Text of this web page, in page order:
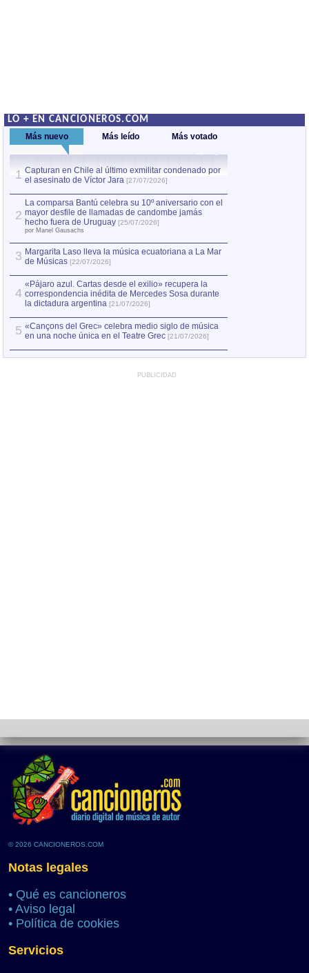
LO + EN CANCIONEROS.COM
Más nuevo Más leído Más votado
1 Capturan en Chile al último exmilitar condenado por
el asesinato de Víctor Jara [27/07/2026]
2
La comparsa Bantú celebra su 10º aniversario con el
mayor desfile de llamadas de candombe jamás
hecho fuera de Uruguay [25/07/2026]
por Manel Gausachs
3 Margarita Laso lleva la música ecuatoriana a La Mar
de Músicas [22/07/2026]
4
«Pájaro azul. Cartas desde el exilio» recupera la
correspondencia inédita de Mercedes Sosa durante
la dictadura argentina [21/07/2026]
5 «Cançons del Grec» celebra medio siglo de música
en una noche única en el Teatre Grec [21/07/2026]
PUBLICIDAD
© 2026 CANCIONEROS.COM
Notas legales
• Qué es cancioneros
• Aviso legal
• Política de cookies
Servicios